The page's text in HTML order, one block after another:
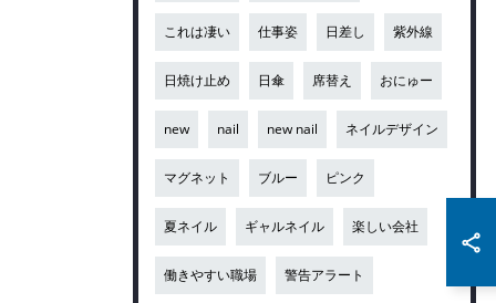
これは凄い 仕事姿 日差し 紫外線
日焼け止め 日傘 席替え おにゅー
new nail new nail ネイルデザイン
マグネット ブルー ピンク
夏ネイル ギャルネイル 楽しい会社
働きやすい職場 警告アラート